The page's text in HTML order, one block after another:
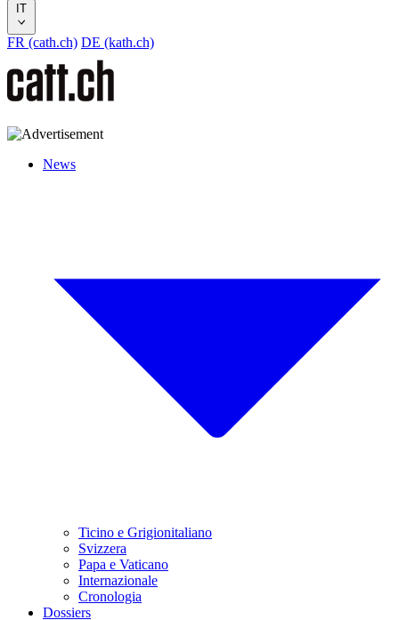
IT
FR (cath.ch) DE (kath.ch)
News
Ticino e Grigionitaliano
Svizzera
Papa e Vaticano
Internazionale
Cronologia
Dossiers